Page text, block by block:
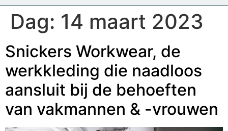
Dag: 14 maart 2023
Snickers Workwear, de
werkkleding die naadloos
aansluit bij de behoeften
van vakmannen & -vrouwen